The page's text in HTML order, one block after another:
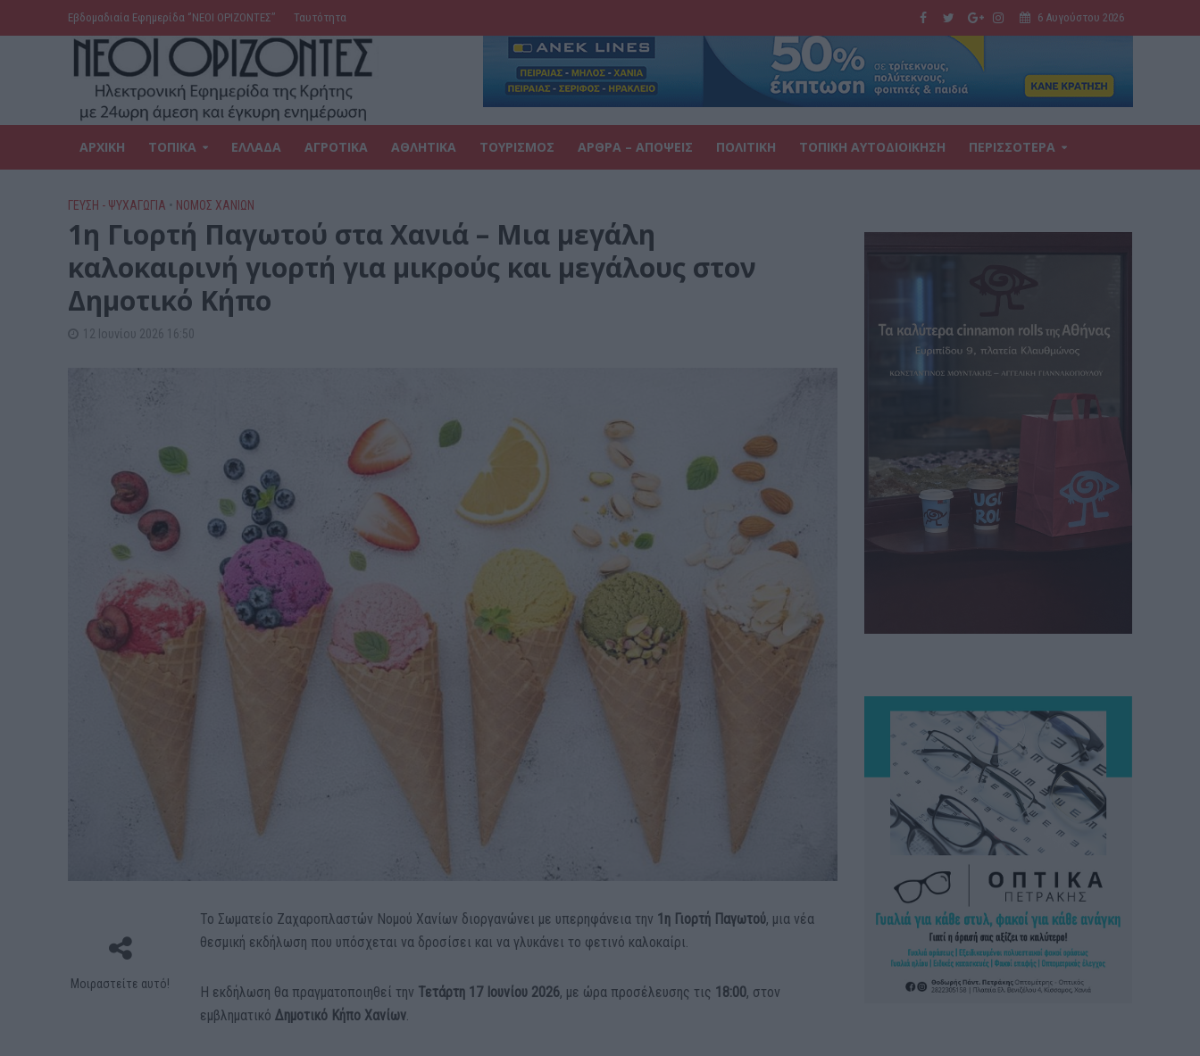
Εβδομαδιαία Εφημερίδα ‘’ΝΕΟΙ ΟΡΙΖΟΝΤΕΣ’’ Ταυτότητα 6 Αυγούστου 2026
ΑΡΧΙΚΗ ΤΟΠΙΚΑ ΕΛΛΑΔΑ ΑΓΡΟΤΙΚΑ ΑΘΛΗΤΙΚΑ ΤΟΥΡΙΣΜΟΣ ΑΡΘΡΑ – ΑΠΟΨΕΙΣ ΠΟΛΙΤΙΚΗ ΤΟΠΙΚΗ ΑΥΤΟΔΙΟΙΚΗΣΗ ΠΕΡΙΣΣΟΤΕΡΑ
ΓΕΎΣΗ - ΨΥΧΑΓΩΓΊΑ • ΝΟΜΌΣ ΧΑΝΊΩΝ
1η Γιορτή Παγωτού στα Χανιά – Μια μεγάλη
καλοκαιρινή γιορτή για μικρούς και μεγάλους στον
Δημοτικό Κήπο
12 Ιουνίου 2026 16:50
Μοιραστείτε αυτό!
Το Σωματείο Ζαχαροπλαστών Νομού Χανίων διοργανώνει με υπερηφάνεια την 1η Γιορτή Παγωτού, μια νέα
θεσμική εκδήλωση που υπόσχεται να δροσίσει και να γλυκάνει το φετινό καλοκαίρι.
Η εκδήλωση θα πραγματοποιηθεί την Τετάρτη 17 Ιουνίου 2026, με ώρα προσέλευσης τις 18:00, στον
εμβληματικόΔημοτικό Κήπο Χανίων.